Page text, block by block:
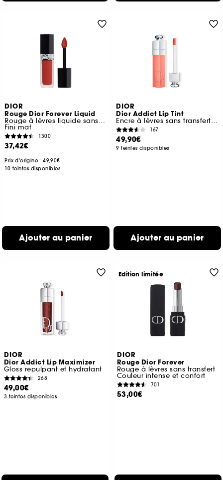
DIOR
Rouge Dior Forever Liquid
Rouge à lèvres liquide sans transfert
Fini mat
1300
37,42€
Prix d'origine : 49,90€
10 teintes disponibles
Ajouter au panier
DIOR
Dior Addict Lip Tint
Encre à lèvres sans transfert Hydratation 24 h
167
49,90€
9 teintes disponibles
Ajouter au panier
DIOR
Dior Addict Lip Maximizer
Gloss repulpant et hydratant
268
49,00€
3 teintes disponibles
DIOR
Rouge Dior Forever
Rouge à lèvres sans transfert
Couleur intense et confort
701
53,00€
Edition limitée